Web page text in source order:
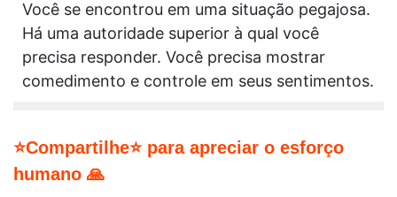
Você se encontrou em uma situação pegajosa.
Há uma autoridade superior à qual você
precisa responder. Você precisa mostrar
comedimento e controle em seus sentimentos.
⭐Compartilhe⭐ para apreciar o esforço
humano 🙏